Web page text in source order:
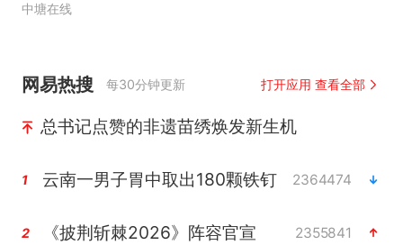
中塘在线
网易热搜 每30分钟更新 打开应用 查看全部
总书记点赞的非遗苗绣焕发新生机
1 云南一男子胃中取出180颗铁钉 2364474
2 《披荆斩棘2026》阵容官宣 2355841